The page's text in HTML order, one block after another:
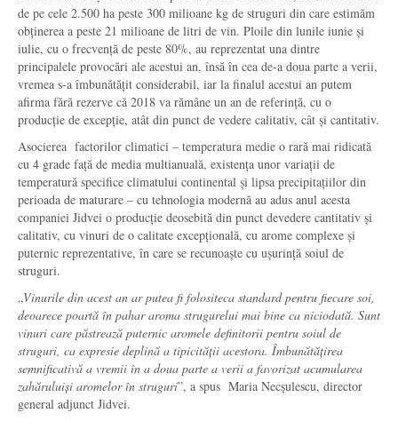
de pe cele 2.500 ha peste 300 milioane kg de struguri din care estimăm
obținerea a peste 21 milioane de litri de vin. Ploile din lunile iunie și
iulie, cu o frecvență de peste 80%, au reprezentat una dintre
principalele provocări ale acestui an, însă în cea de-a doua parte a verii,
vremea s-a îmbunătățit considerabil, iar la finalul acestui an putem
afirma fără rezerve că 2018 va rămâne un an de referință, cu o
producție de excepție, atât din punct de vedere calitativ, cât și cantitativ.
Asocierea factorilor climatici – temperatura medie o rară mai ridicată
cu 4 grade față de media multianuală, existența unor variații de
temperatură specifice climatului continental și lipsa precipitațiilor din
perioada de maturare – cu tehnologia modernă au adus anul acesta
companiei Jidvei o producție deosebită din punct devedere cantitativ și
calitativ, cu vinuri de o calitate excepțională, cu arome complexe și
puternic reprezentative, în care se recunoaște cu ușurință soiul de
struguri.
„Vinurile din acest an ar putea fi folositeca standard pentru fiecare soi,
deoarece poartă în pahar aroma strugurelui mai bine ca niciodată. Sunt
vinuri care păstrează puternic aromele definitorii pentru soiul de
struguri, ca expresie deplină a tipicității acestora. Îmbunătățirea
semnificativă a vremii în a doua parte a verii a favorizat acumularea
zahăruluiși aromelor în struguri”, a spus Maria Necșulescu, director
general adjunct Jidvei.